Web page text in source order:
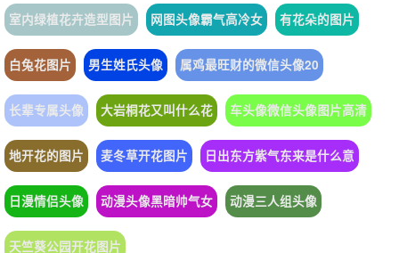
室内绿植花卉造型图片 网图头像霸气高冷女 有花朵的图片
白兔花图片 男生姓氏头像 属鸡最旺财的微信头像20
长辈专属头像 大岩桐花又叫什么花 车头像微信头像图片高清
地开花的图片 麦冬草开花图片 日出东方紫气东来是什么意
日漫情侣头像 动漫头像黑暗帅气女 动漫三人组头像
天竺葵公园开花图片